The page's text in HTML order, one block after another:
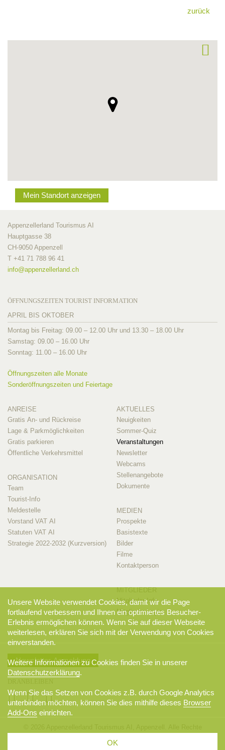
zurück
Mein Standort anzeigen
Appenzellerland Tourismus AI
Hauptgasse 38
CH-9050 Appenzell
T +41 71 788 96 41
info@appenzellerland.ch
ÖFFNUNGSZEITEN TOURIST INFORMATION
APRIL BIS OKTOBER
Montag bis Freitag: 09.00 – 12.00 Uhr und 13.30 – 18.00 Uhr
Samstag: 09.00 – 16.00 Uhr
Sonntag: 11.00 – 16.00 Uhr
Öffnungszeiten alle Monate
Sonderöffnungszeiten und Feiertage
ANREISE
Gratis An- und Rückreise
Lage & Parkmöglichkeiten
Gratis parkieren
Öffentliche Verkehrsmittel
ORGANISATION
Team
Tourist-Info
Meldestelle
Vorstand VAT AI
Statuten VAT AI
Strategie 2022-2032 (Kurzversion)
AKTUELLES
Neuigkeiten
Sommer-Quiz
Veranstaltungen
Newsletter
Webcams
Stellenangebote
Dokumente
MEDIEN
Prospekte
Basistexte
Bilder
Filme
Kontaktperson
Mitglieder-Info
Mitglieder-Login
Newsletter-Anmeldung
Datenschutzerklärung
Unsere Website verwendet Cookies, damit wir die Page
fortlaufend verbessern und Ihnen ein optimiertes Besucher-
Erlebnis ermöglichen können. Wenn Sie auf dieser Webseite
weiterlesen, erklären Sie sich mit der Verwendung von Cookies
einverstanden.
Weitere Informationen zu Cookies finden Sie in unserer
Datenschutzerklärung.
Wenn Sie das Setzen von Cookies z.B. durch Google Analytics
unterbinden möchten, können Sie dies mithilfe dieses Browser
Add-Ons einrichten.
OK